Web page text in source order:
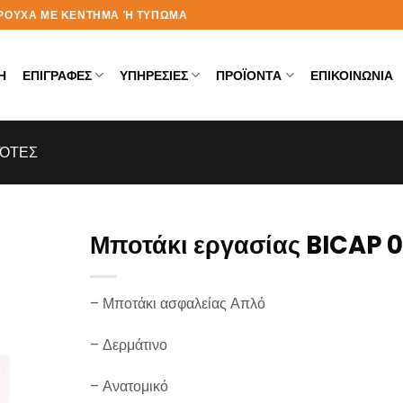
ΡΟΥΧΑ ΜΕ ΚΕΝΤΗΜΑ Ή ΤΥΠΩΜΑ
ΕΠΙΓΡΑΦΕΣ ΥΠΗΡΕΣΙΕΣ ΠΡΟΪΟΝΤΑ ΕΠΙΚΟΙΝΩΝΙΑ
Μποτάκι εργασίας BICAP
– Μποτάκι ασφαλείας Απλό
– Δερμάτινο
– Ανατομικό